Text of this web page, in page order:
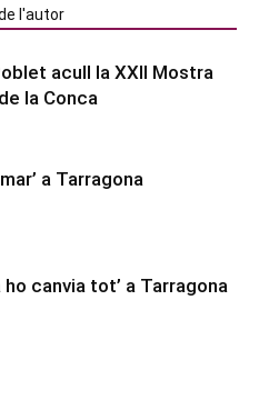
l'autor
acull la XXII Mostra
la Conca
a Tarragona
ho canvia tot’ a Tarragona